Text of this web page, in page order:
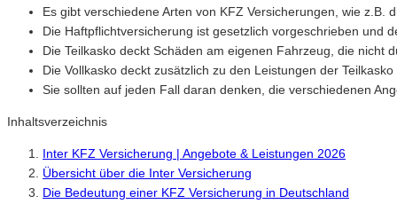
Es gibt verschiedene Arten von KFZ Versicherungen, wie z.B.
Die Haftpflichtversicherung ist gesetzlich vorgeschrieben und
Die Teilkasko deckt Schäden am eigenen Fahrzeug, die nicht
Die Vollkasko deckt zusätzlich zu den Leistungen der
Sie sollten auf jeden Fall daran denken, die verschiedenen
Inhaltsverzeichnis
Inter KFZ Versicherung | Angebote & Leistungen 2026
Übersicht über die Inter Versicherung
Die Bedeutung einer KFZ Versicherung in Deutschland